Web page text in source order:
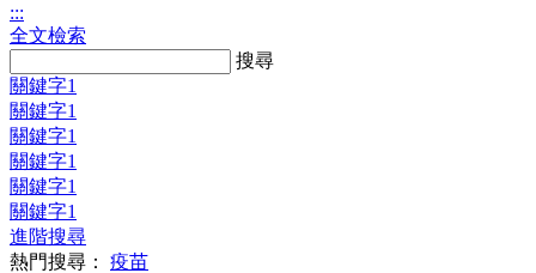
:::
全文檢索
搜尋
關鍵字1
關鍵字1
關鍵字1
關鍵字1
關鍵字1
關鍵字1
進階搜尋
熱門搜尋： 疫苗